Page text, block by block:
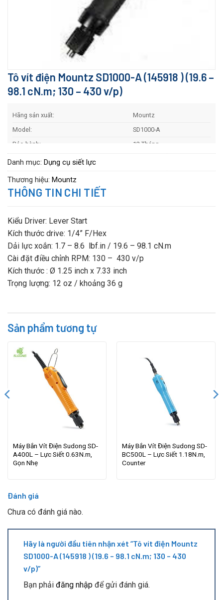
Tô vít điện Mountz SD1000-A (145918 ) (19.6 –
98.1 cN.m; 130 – 430 v/p)
Hãng sản xuất:
Mountz
Model:
SD1000-A
Bảo hành:
12 Tháng
Danh mục: Dụng cụ siết lực
Thương hiệu: Mountz
THÔNG TIN CHI TIẾT
Kiểu Driver: Lever Start
Kích thước drive: 1/4” F/Hex
Dải lực xoắn: 1.7 – 8.6 lbf.in / 19.6 – 98.1 cN.m
Cài đặt điều chỉnh RPM: 130 – 430 v/p
Kích thước : Ø 1.25 inch x 7.33 inch
Trọng lượng: 12 oz / khoảng 36 g
Sản phẩm tương tự
Máy Bắn Vít Điện Sudong SD-
A400L – Lực Siết 0.63N.m,
Gọn Nhẹ
Máy Bắn Vít Điện Sudong SD-
BC500L – Lực Siết 1.18N.m,
Counter
Đánh giá
Chưa có đánh giá nào.
Hãy là người đầu tiên nhận xét “Tô vít điện Mountz
SD1000-A (145918 ) (19.6 – 98.1 cN.m; 130 – 430
v/p)”
Bạn phải đăng nhập để gửi đánh giá.